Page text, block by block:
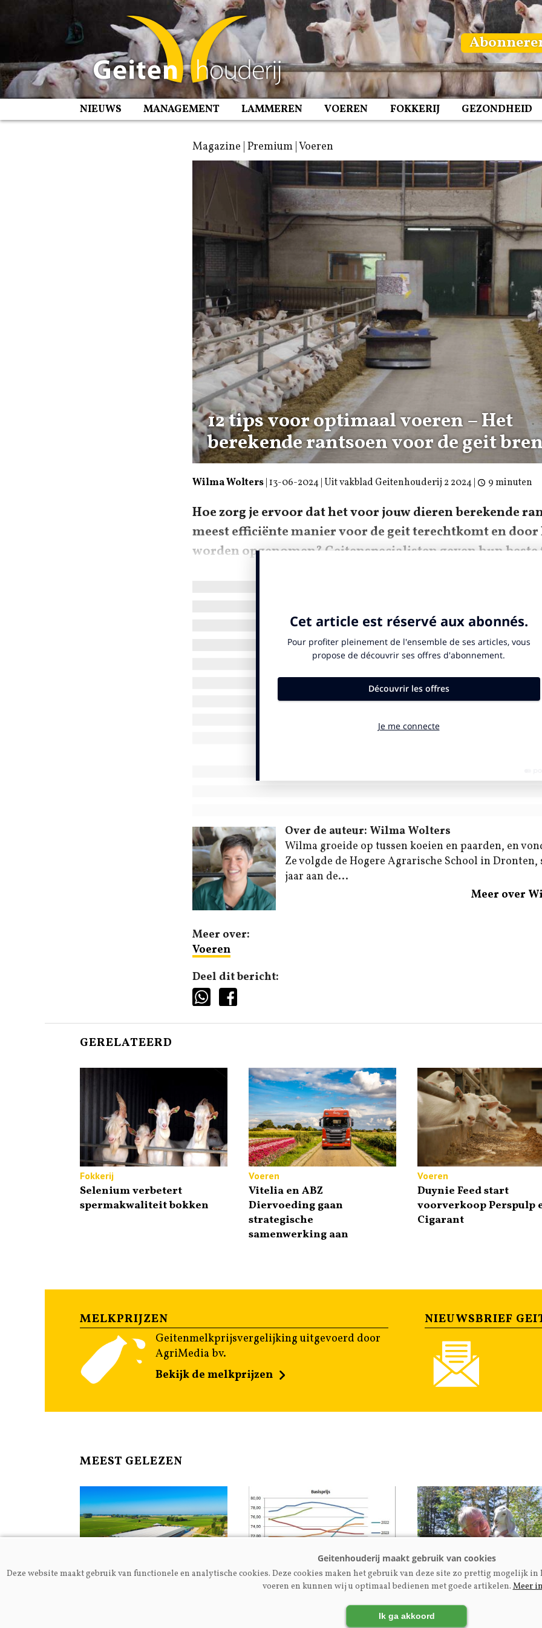
NIEUWS MANAGEMENT LAMMEREN VOEREN FOKKERIJ GEZONDHEID
Magazine | Premium | Voeren
12 tips voor optimaal voeren – Het
berekende rantsoen voor de geit
Wilma Wolters| 13-06-2024| Uit vakblad Geitenhouderij 2 2024 | 9 minuten
Hoe zorg je ervoor dat het voor jouw dieren berekende
meest efficiënte manier voor de geit terechtkomt en door
worden opgenomen? Geitenspecialisten geven hun beste
Over de auteur: Wilma Wolters
Wilma groeide op tussen koeien en paarden, en
Ze volgde de Hogere Agrarische School in Dronten,
jaar aan de...
Meer over
Meer over:
Voeren
Deel dit bericht:
GERELATEERD
Fokkerij
Selenium verbetert
spermakwaliteit bokken
Voeren
Vitelia en ABZ
Diervoeding gaan
strategische
samenwerking aan
Voeren
Duynie Feed start
voorverkoop Perspulp
Cigarant
MELKPRIJZEN
Geitenmelkprijsvergelijking uitgevoerd door
AgriMedia bv.
Bekijk de melkprijzen
NIEUWSBRIEF
MEEST GELEZEN
Geitenmelkprijzen mei
Fokkerij | Premium
Ex-NOG-bestuurslid
Kupers: ‘Maak
Deze website maakt gebruik van functionele en analytische cookies. Deze cookies maken het gebruik van deze site zo prettig mogelijk
voeren en kunnen wij u optimaal bedienen met goede artikelen.Meer
Ik ga akkoord